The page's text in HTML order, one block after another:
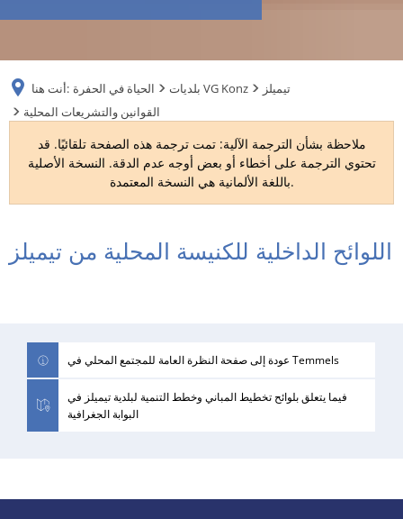
أنت هنا: الحياة في الحفرة بلديات VG Konz
تيميلز
القوانين والتشريعات المحلية
ملاحظة بشأن الترجمة الآلية: تمت ترجمة هذه الصفحة تلقائيًا. قد
تحتوي الترجمة على أخطاء أو بعض أوجه عدم الدقة. النسخة الأصلية
باللغة الألمانية هي النسخة المعتمدة.
القوانين
اللوائح الداخلية للكنيسة المحلية من تيميلز
عودة إلى صفحة النظرة العامة للمجتمع المحلي في Temmels
فيما يتعلق بلوائح تخطيط المباني وخطط التنمية لبلدية تيميلز في
البوابة الجغرافية